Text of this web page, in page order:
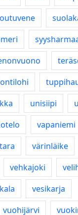
unisiipi
vapaniemi
värinläike
vehkajoki
vesikarja
vuohijärvi